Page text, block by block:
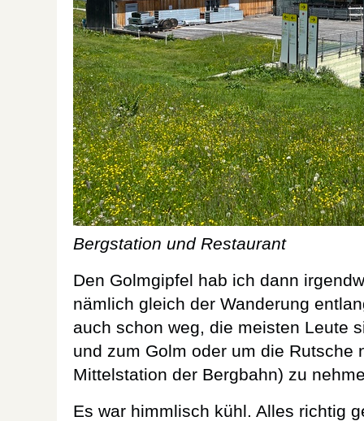
Bergstation und Restaurant
Den Golmgipfel hab ich dann
nämlich gleich der Wanderung
auch schon weg, die meisten Leute
und zum Golm oder um die Rutsche
Mittelstation der Bergbahn) zu
Es war himmlisch kühl. Alles richtig